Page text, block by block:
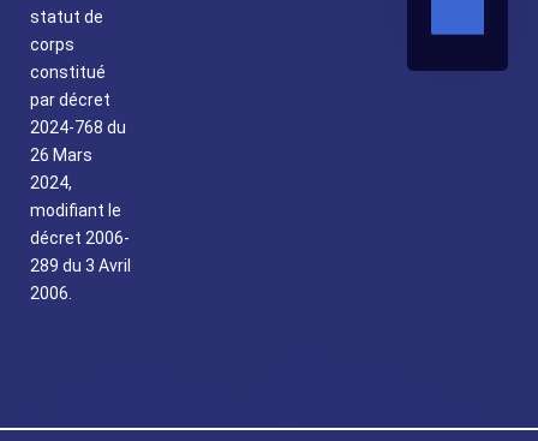
statut de
corps
constitué
par décret
2024-768 du
26 Mars
2024,
modifiant le
décret 2006-
289 du 3 Avril
2006.